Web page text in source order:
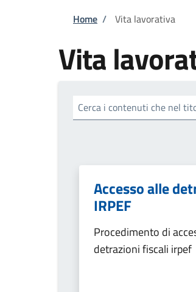
Briciole di
Home / Vita lavorativa
Vita
Cerca i contenuti che nel
Accesso alle
IRPEF
Procedimento di
detrazioni fiscali irpef